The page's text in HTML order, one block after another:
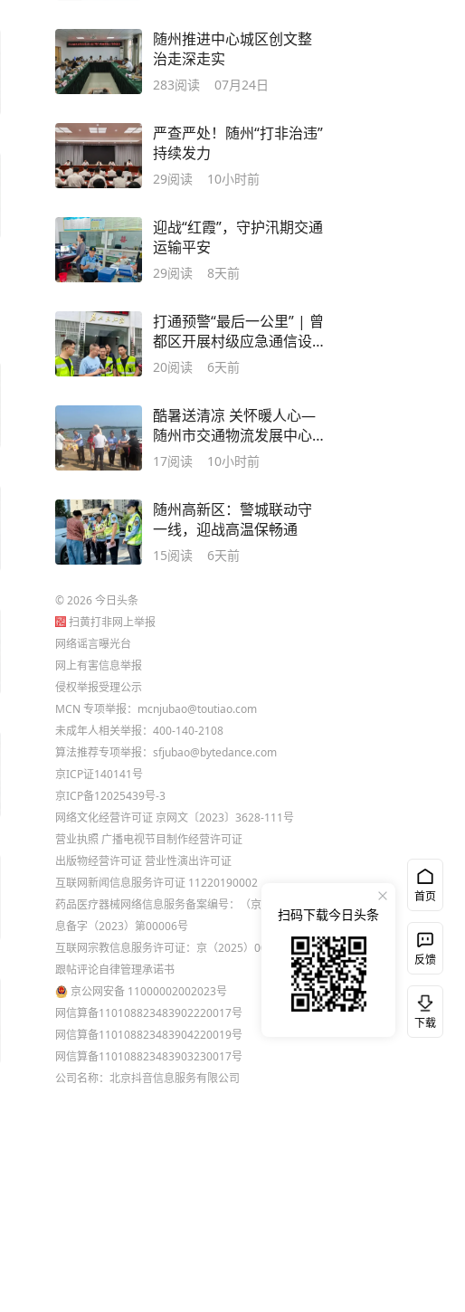
随州推进中心城区创文整
治走深走实
283阅读 07月24日
严查严处！随州“打非治违”
持续发力
29阅读 10小时前
迎战“红霞”，守护汛期交通
运输平安
29阅读 8天前
打通预警“最后一公里” | 曾
都区开展村级应急通信设
备实操培训
20阅读 6天前
酷暑送清凉 关怀暖人心—
随州市交通物流发展中心
开展“夏送清凉”慰问活动
17阅读 10小时前
随州高新区：警城联动守
一线，迎战高温保畅通
15阅读 6天前
©2026今日头条
扫黄打非网上举报
网络谣言曝光台
网上有害信息举报
侵权举报受理公示
MCN 专项举报：mcnjubao@toutiao.com
未成年人相关举报：400-140-2108
算法推荐专项举报：sfjubao@bytedance.com
京ICP证140141号
京ICP备12025439号-3
网络文化经营许可证 京网文〔2023〕3628-111号
营业执照 广播电视节目制作经营许可证
出版物经营许可证 营业性演出许可证
互联网新闻信息服务许可证 11220190002
药品医疗器械网络信息服务备案编号：（京）网药械信
息备字（2023）第00006号
互联网宗教信息服务许可证：京（2025）0000021
跟帖评论自律管理承诺书
京公网安备 11000002002023号
网信算备110108823483902220017号
网信算备110108823483904220019号
网信算备110108823483903230017号
公司名称：北京抖音信息服务有限公司
首页
反馈
下载
扫码下载今日头条